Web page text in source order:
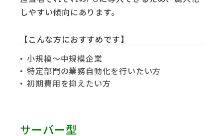
しやすい傾向にあります。
【こんな方におすすめです】
小規模～中規模企業
特定部門の業務自動化を行いたい方
初期費用を抑えたい方
サーバー型